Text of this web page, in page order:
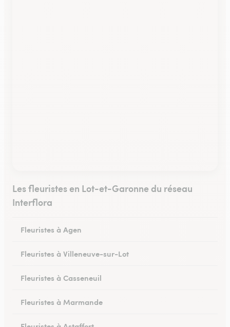
Les fleuristes en Lot-et-Garonne du réseau
Interflora
Fleuristes à Agen
Fleuristes à Villeneuve-sur-Lot
Fleuristes à Casseneuil
Fleuristes à Marmande